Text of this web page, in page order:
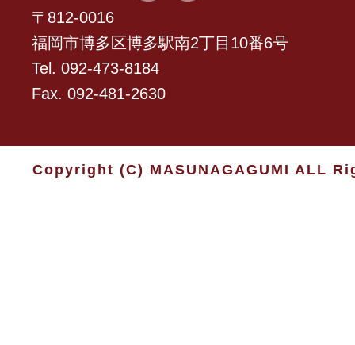
〒812-0016
福岡市博多区博多駅南2丁目10番6号
Tel. 092-473-8184
Fax. 092-481-2630
Copyright (C) MASUNAGAGUMI ALL